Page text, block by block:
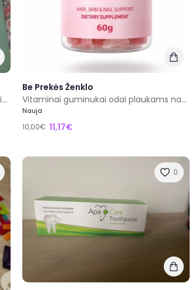
Ashwagandha Calm+ vitaminai moterims -10 eur, Šiauliai, kitur siunčiu
Be Prekės Ženklo
Vitaminai guminukai odai plaukams nagams
Nauja
10,00€ 11,17€
0